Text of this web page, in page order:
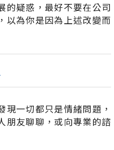
的疑惑，最好不要在公司
以為你是因為上述改變而
一切都只是情緒問題，
朋友聊聊，或向專業的諮